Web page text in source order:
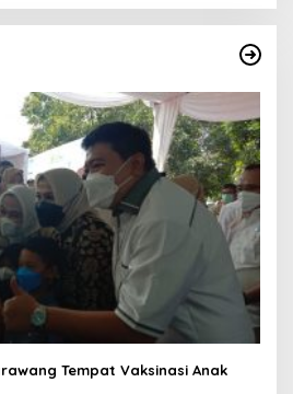
Tempat Vaksinasi Anak